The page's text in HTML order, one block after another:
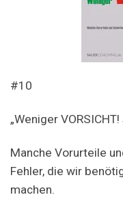
#10
„Weniger
Manche Vorurteile
Fehler, die wir
machen.